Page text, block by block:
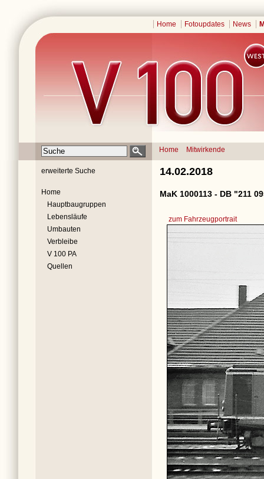
Home Fotoupdates News
Home Mitwirkende
erweiterte Suche
Home
Hauptbaugruppen
Lebensläufe
Umbauten
Verbleibe
V 100 PA
Quellen
14.02.2018
MaK 1000113 - DB "211
zum Fahrzeugportrait